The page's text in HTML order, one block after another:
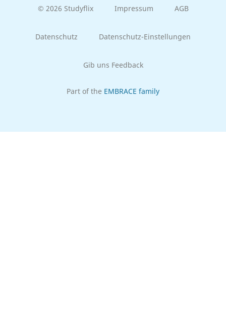
© 2026 Studyflix Impressum AGB
Datenschutz Datenschutz-Einstellungen
Gib uns Feedback
Part of the EMBRACE family